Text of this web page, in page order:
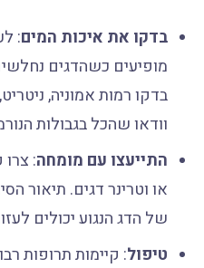
בדקו את איכות המים:
מופיעים כשהדגים
וודאו שהכל בגבולות
התייעצו עם מומחה: צרו
או וטרינר דגים. תיאור
של הדג הנגוע יכולים
טיפול: קיימות תרופות